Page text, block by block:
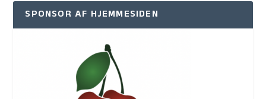
SPONSOR AF HJEMMESIDEN